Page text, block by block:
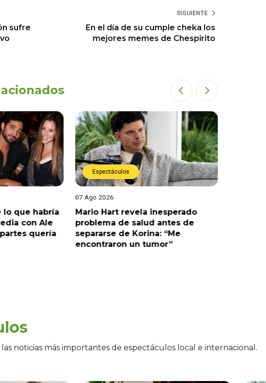
sufre
SIGUIENTE
En el día de su cumple cheka los
mejores memes de Chespirito
lo que habría
con Ale
quería
Espectáculos
07 Ago 2026
Mario Hart revela inesperado
problema de salud antes de
separarse de Korina: “Me
encontraron un tumor”
noticias más importantes de espectáculos local e internacional.